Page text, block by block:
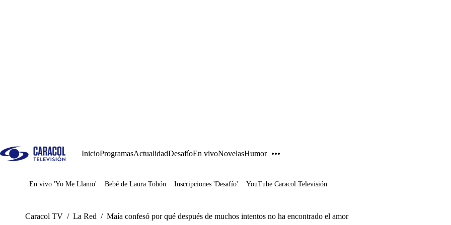
InicioProgramasActualidadDesafíoEn vivoNovelasHumor
Juegos
En vivo 'Yo Me Llamo' Bebé de Laura Tobón Inscripciones 'Desafío' YouTube Caracol Televisión
Caracol TV / La Red / Maía confesó por qué después de muchos intentos no ha encontrado el amor